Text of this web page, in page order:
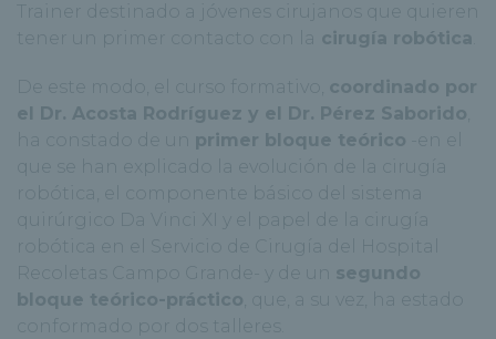
Trainer destinado a jóvenes cirujanos que quieren
tener un primer contacto con la cirugía robótica
De este modo, el curso formativo,
coordinado por
el Dr. Acosta Rodríguez y el Dr. Pérez Saborido
ha constado de un primer bloque teórico -en el
que se han explicado la evolución de la cirugía
robótica, el componente básico del sistema
quirúrgico Da Vinci XI y el papel de la cirugía
robótica en el Servicio de Cirugía del Hospital
Recoletas Campo Grande- y de un
segundo
bloque teórico-práctico , que, a su vez, ha estado
conformado por dos talleres.